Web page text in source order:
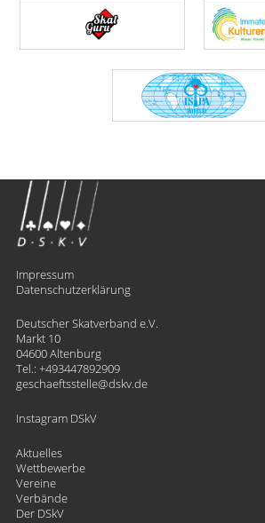
Impressum
Datenschutzerklärung
Deutscher Skatverband e.V.
Markt 10
04600 Altenburg
Tel.: +493447892909
geschaeftsstelle
​dskv.de
Instagram DSkV
Aktuelles
Wettbewerbe
Vereine
Verbände
Der DSkV